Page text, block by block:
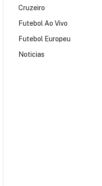
Cruzeiro
Futebol Ao Vivo
Futebol Europeu
Noticias